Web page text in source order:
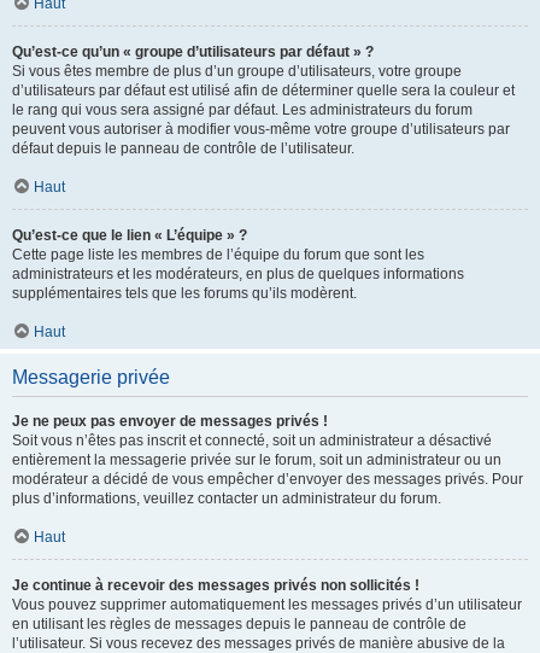
Haut
Qu’est-ce qu’un « groupe d’utilisateurs par défaut » ?
Si vous êtes membre de plus d’un groupe d’utilisateurs, votre groupe
d’utilisateurs par défaut est utilisé afin de déterminer quelle sera la couleur et
le rang qui vous sera assigné par défaut. Les administrateurs du forum
peuvent vous autoriser à modifier vous-même votre groupe d’utilisateurs par
défaut depuis le panneau de contrôle de l’utilisateur.
Haut
Qu’est-ce que le lien « L’équipe » ?
Cette page liste les membres de l’équipe du forum que sont les
administrateurs et les modérateurs, en plus de quelques informations
supplémentaires tels que les forums qu’ils modèrent.
Haut
Messagerie privée
Je ne peux pas envoyer de messages privés !
Soit vous n’êtes pas inscrit et connecté, soit un administrateur a désactivé
entièrement la messagerie privée sur le forum, soit un administrateur ou un
modérateur a décidé de vous empêcher d’envoyer des messages privés. Pour
plus d’informations, veuillez contacter un administrateur du forum.
Haut
Je continue à recevoir des messages privés non sollicités !
Vous pouvez supprimer automatiquement les messages privés d’un utilisateur
en utilisant les règles de messages depuis le panneau de contrôle de
l’utilisateur. Si vous recevez des messages privés de manière abusive de la